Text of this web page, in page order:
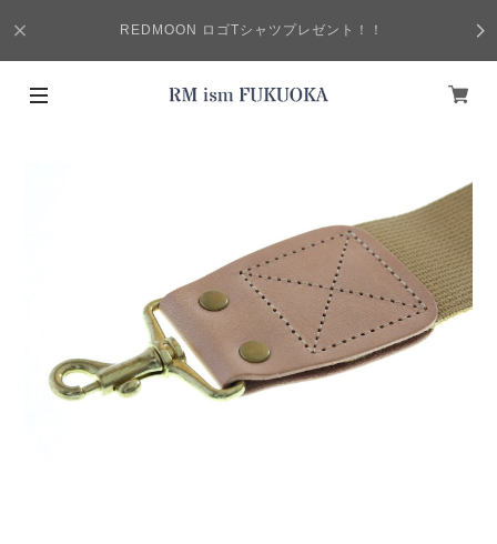
REDMOON ロゴTシャツプレゼント！！